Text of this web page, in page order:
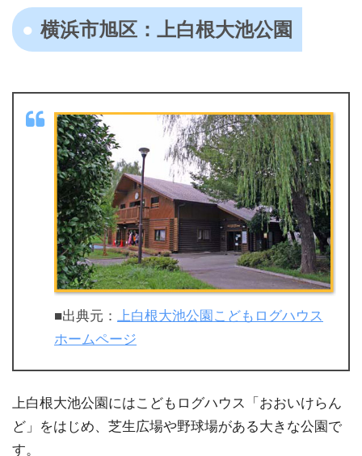
横浜市旭区：上白根大池公園
■出典元：
上白根大池公園こどもログハウス
ホームページ
上白根大池公園にはこどもログハウス「おおいけらん
ど」をはじめ、芝生広場や野球場がある大きな公園で
す。